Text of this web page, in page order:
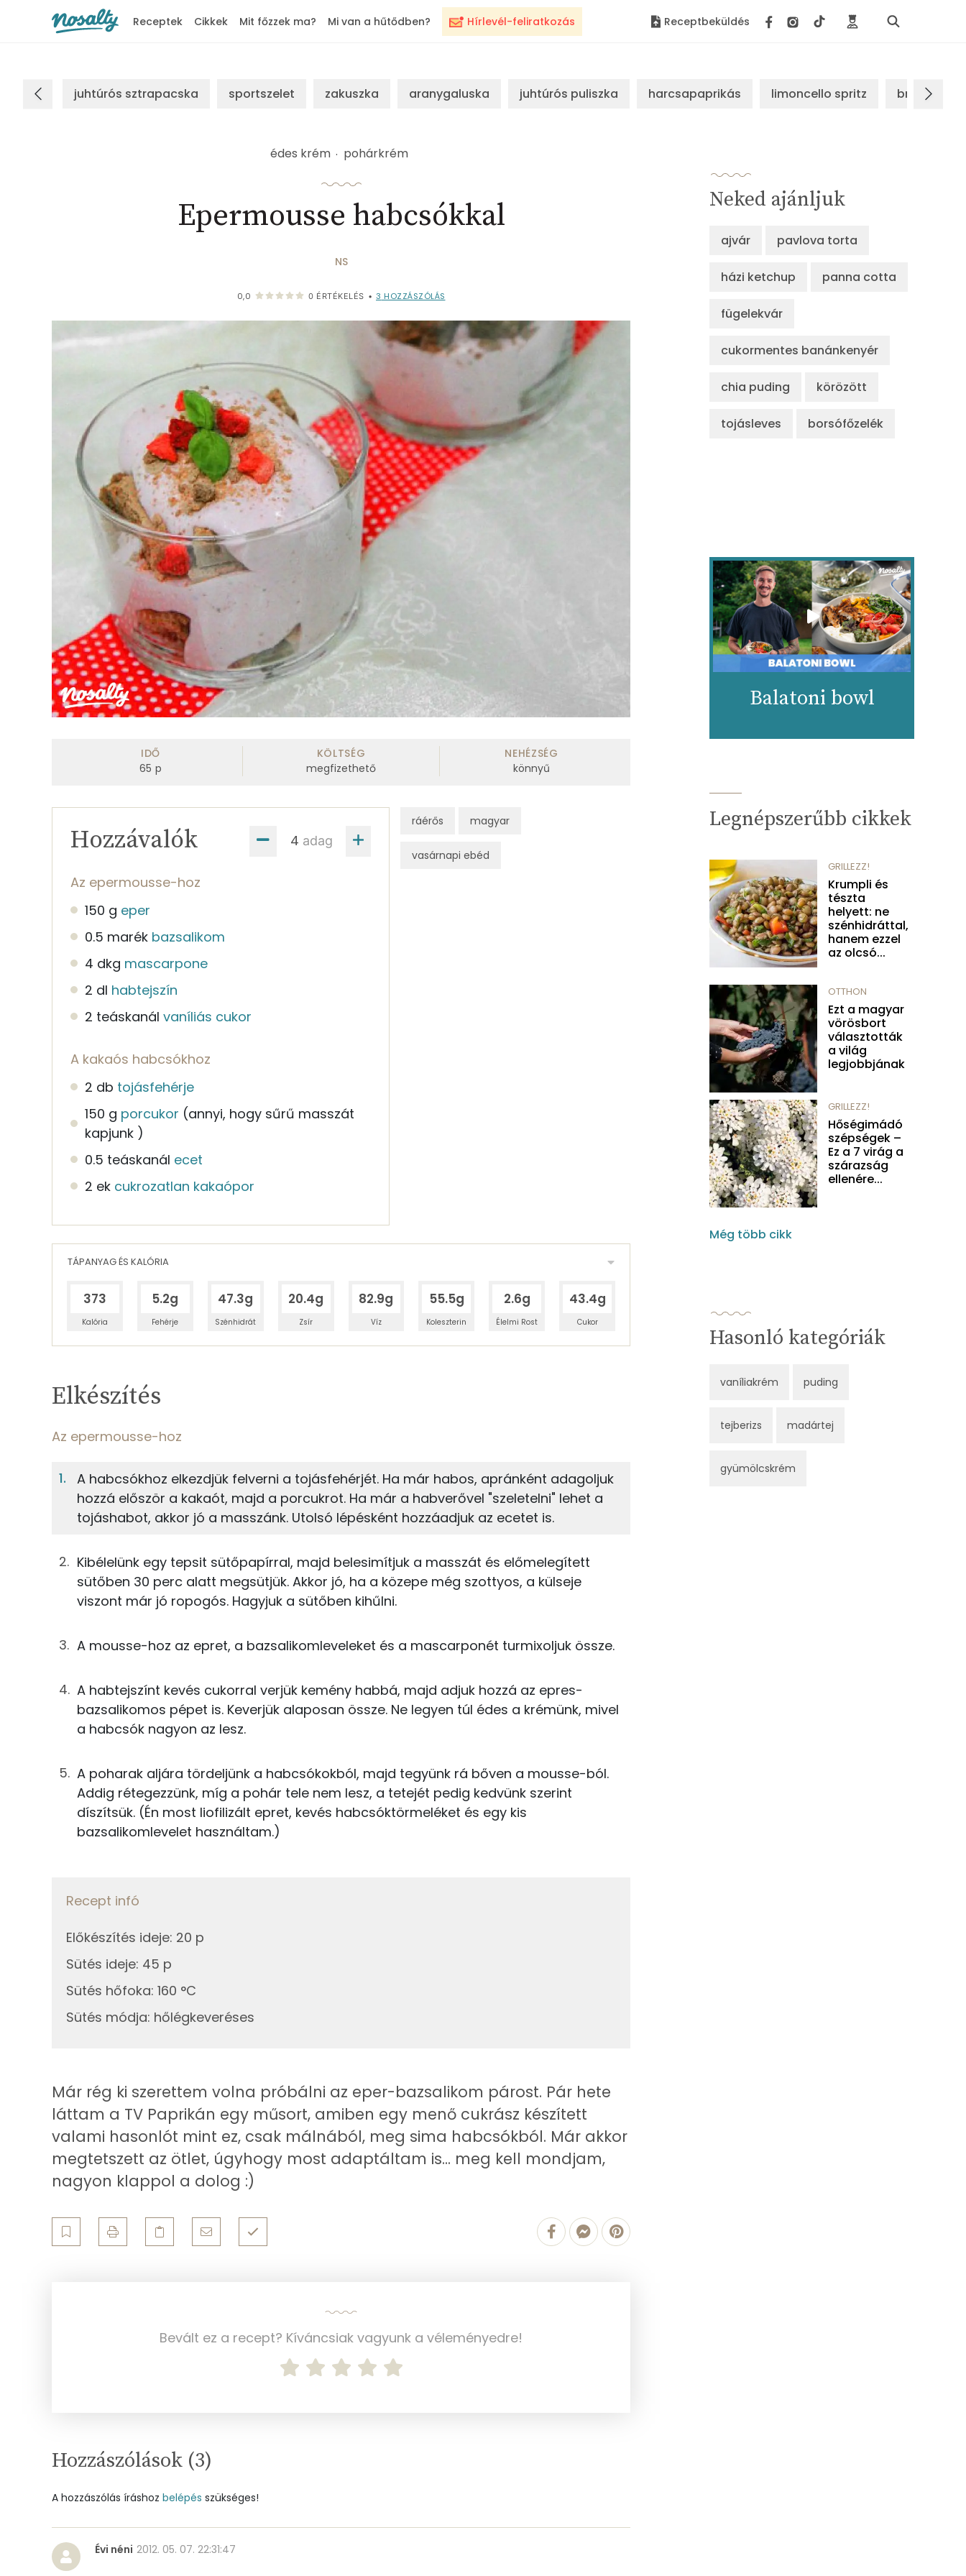
Hírlevél-feliratkozás
Receptek Cikkek Mit főzzek ma? Mi van a hűtődben? Receptbeküldés
juhtúrós sztrapacska sportszelet zakuszka aranygaluska juhtúrós puliszka harcsapaprikás limoncello spritz brassói
édes krém pohárkrém
Epermousse habcsókkal
NS
0,0 0 ÉRTÉKELÉS • 3 HOZZÁSZÓLÁS
IDŐ
65 p
KÖLTSÉG
megfizethető
NEHÉZSÉG
könnyű
adag
Hozzávalók
Az epermousse-hoz
150 g eper
0.5 marék bazsalikom
4 dkg mascarpone
2 dl habtejszín
2 teáskanál vaníliás cukor
A kakaós habcsókhoz
2 db tojásfehérje
150 g porcukor (annyi, hogy sűrű masszát
kapjunk )
0.5 teáskanál ecet
2 ek cukrozatlan kakaópor
ráérős magyar
vasárnapi ebéd
TÁPANYAG ÉS KALÓRIA
373
Kalória
5.2g
Fehérje
47.3g
Szénhidrát
20.4g
Zsír
82.9g
Víz
55.5g
Koleszterin
2.6g
Élelmi Rost
43.4g
Cukor
38g eper
11 kcal
2g bazsalikom
10gmascarpone
40 kcal
habtejszín
146 kcal
20g tojásfehérje
10 kcal
38gporcukor
0g ecet
0 kcal
5gcukrozatlan kakaópor 11 kcal
TÁPANYAGTARTALOM
Fehérje
Szénhidrát
Zsír
Víz
TOP ásványi anyagok
Foszfor
Nátrium
Magnézium
Szelén
TOP vitaminok
C vitamin:
Kolin:
Niacin - B3 vitamin:
Riboflavin - B2 vitamin:
Összesen 5.2 g
Zsír
Telített zsírsav
Többszörösen telítetlen zsírsav
Koleszterin
Cink
1 mg
Szelén
5 mg
Kálcium
51 mg
Magnézium
36 mg
Víz
Elkészítés
Az epermousse-hoz
A habcsókhoz elkezdjük felverni a tojásfehérjét. Ha már habos, apránként adagoljuk
hozzá először a kakaót, majd a porcukrot. Ha már a habverővel "szeletelni" lehet a
tojáshabot, akkor jó a masszánk. Utolsó lépésként hozzáadjuk az ecetet is.
Kibélelünk egy tepsit sütőpapírral, majd belesimítjuk a masszát és előmelegített
sütőben 30 perc alatt megsütjük. Akkor jó, ha a közepe még szottyos, a külseje
viszont már jó ropogós. Hagyjuk a sütőben kihűlni.
A mousse-hoz az epret, a bazsalikomleveleket és a mascarponét turmixoljuk össze.
A habtejszínt kevés cukorral verjük kemény habbá, majd adjuk hozzá az epres-
bazsalikomos pépet is. Keverjük alaposan össze. Ne legyen túl édes a krémünk, mivel
a habcsók nagyon az lesz.
A poharak aljára tördeljünk a habcsókokból, majd tegyünk rá bőven a mousse-ból.
Addig rétegezzünk, míg a pohár tele nem lesz, a tetejét pedig kedvünk szerint
díszítsük. (Én most liofilizált epret, kevés habcsóktörmeléket és egy kis
bazsalikomlevelet használtam.)
Recept infó
Előkészítés ideje: 20 p
Sütés ideje: 45 p
Sütés hőfoka: 160 °C
Sütés módja: hőlégkeveréses
Már rég ki szerettem volna próbálni az eper-bazsalikom párost. Pár hete
láttam a TV Paprikán egy műsort, amiben egy menő cukrász készített
valami hasonlót mint ez, csak málnából, meg sima habcsókból. Már akkor
megtetszett az ötlet, úgyhogy most adaptáltam is... meg kell mondjam,
nagyon klappol a dolog :)
Bevált ez a recept? Kíváncsiak vagyunk a véleményedre!
Hozzászólások (3)
A hozzászólás íráshoz belépés szükséges!
Évi néni 2012. 05. 07. 22:31:47
Neked ajánljuk
ajvár pavlova torta
házi ketchup panna cotta
fügelekvár
cukormentes banánkenyér
chia puding körözött
tojásleves borsófőzelék
Balatoni bowl
Legnépszerűbb cikkek
GRILLEZZ!
Krumpli és
tészta
helyett: ne
szénhidráttal,
hanem ezzel
az olcsó...
OTTHON
Ezt a magyar
vörösbort
választották
a világ
legjobbjának
GRILLEZZ!
Hőségimádó
szépségek –
Ez a 7 virág a
szárazság
ellenére...
Még több cikk
Hasonló kategóriák
vaníliakrém puding
tejberizs madártej
gyümölcskrém